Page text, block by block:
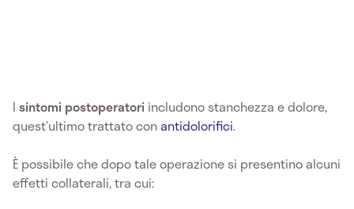
I sintomi postoperatori includono stanchezza e dolore,
quest’ultimo trattato conantidolorifici.
È possibile che dopo tale operazione si presentino alcuni
effetti collaterali, tra cui: